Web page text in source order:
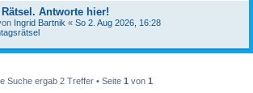
Antworte hier!
Ingrid Bartnik « So 2. Aug 2026, 16:28
Suche ergab 2 Treffer • Seite 1 von 1